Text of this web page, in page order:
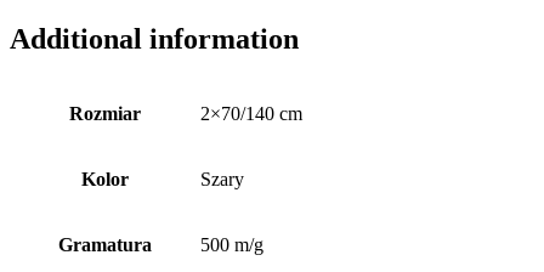
Additional information
Rozmiar 2×70/140 cm
Kolor Szary
Gramatura 500 m/g